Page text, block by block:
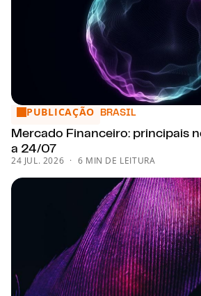
Mercado Financeiro: principais
PUBLICAÇÃO BRASIL
Mercado Financeiro: principais
a 24/07
24 JUL. 2026 6 MIN DE LEITURA